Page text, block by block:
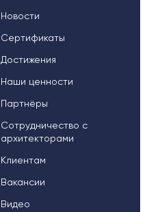
Новости
Сертификаты
Достижения
Наши ценности
Партнёры
Сотрудничество с
архитекторами
Клиентам
Вакансии
Видео